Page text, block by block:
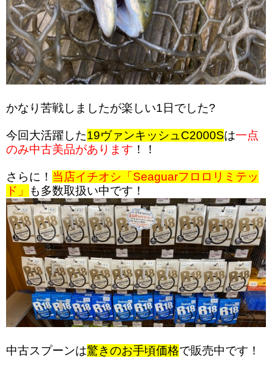
かなり苦戦しましたが楽しい1日でした?
今回大活躍した19ヴァンキッシュC2000Sは一点
のみ中古美品があります ！！
さらに！ 当店イチオシ「Seaguarフロロリミテッ
ド」
も多数取扱い中です！
中古スプーンは驚きのお手頃価格で販売中です！